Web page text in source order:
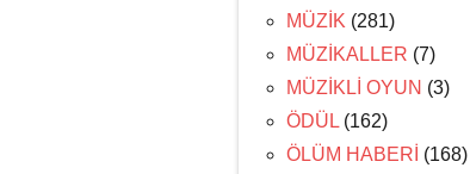
MÜZİK (281)
MÜZİKALLER (7)
MÜZİKLİ OYUN (3)
ÖDÜL (162)
ÖLÜM HABERİ (168)